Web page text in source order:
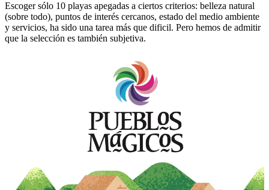
Escoger sólo 10 playas apegadas a ciertos criterios: belleza natural
(sobre todo), puntos de interés cercanos, estado del medio ambiente
y servicios, ha sido una tarea más que dificil. Pero hemos de admitir
que la selección es también subjetiva.